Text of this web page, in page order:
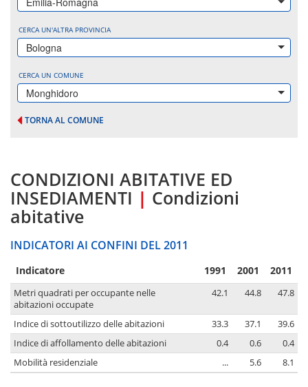
CERCA UN'ALTRA PROVINCIA
Bologna
CERCA UN COMUNE
Monghidoro
TORNA AL COMUNE
CONDIZIONI ABITATIVE ED
INSEDIAMENTI | Condizioni
abitative
INDICATORI AI CONFINI DEL 2011
Indicatore 1991 2001 2011
Metri quadrati per occupante nelle
abitazioni occupate
42.1 44.8 47.8
Indice di sottoutilizzo delle abitazioni 33.3 37.1
39.6
Indice di affollamento delle abitazioni
0.4 0.6
0.4
Mobilità residenziale
... 5.6 8.1